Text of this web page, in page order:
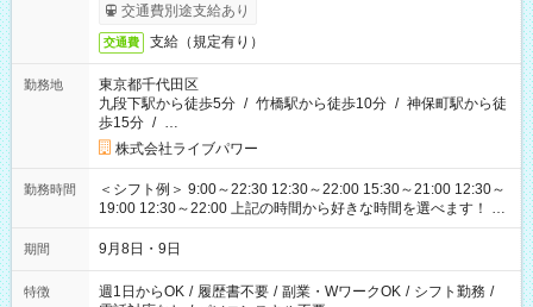
交通費別途支給あり
交通費 支給（規定有り）
勤務地
東京都千代田区
九段下駅から徒歩5分 / 竹橋駅から徒歩10分 / 神保町駅から徒
歩15分 / …
株式会社ライブパワー
勤務時間
＜シフト例＞ 9:00～22:30 12:30～22:00 15:30～21:00 12:30～
19:00 12:30～22:00 上記の時間から好きな時間を選べます！ ※
時間は変更となる可能性があります
期間 9月8日・9日
特徴 週1日からOK / 履歴書不要 / 副業・WワークOK / シフト勤務 /